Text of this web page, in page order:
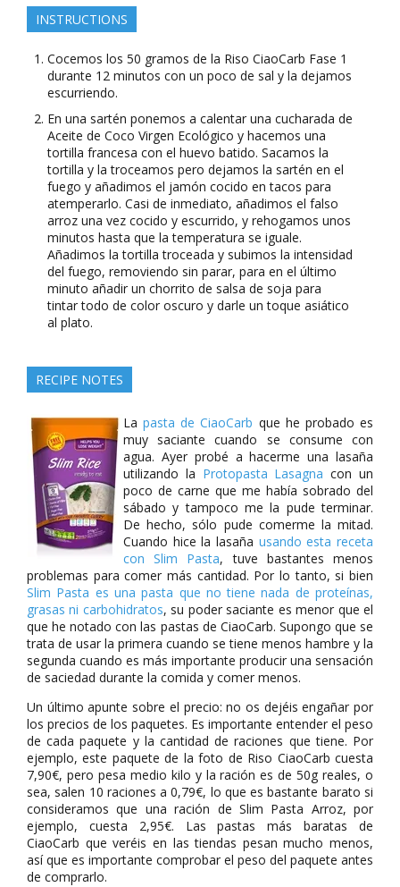
INSTRUCTIONS
Cocemos los 50 gramos de la Riso CiaoCarb Fase 1
durante 12 minutos con un poco de sal y la dejamos
escurriendo.
En una sartén ponemos a calentar una cucharada de
Aceite de Coco Virgen Ecológico y hacemos una
tortilla francesa con el huevo batido. Sacamos la
tortilla y la troceamos pero dejamos la sartén en el
fuego y añadimos el jamón cocido en tacos para
atemperarlo. Casi de inmediato, añadimos el falso
arroz una vez cocido y escurrido, y rehogamos unos
minutos hasta que la temperatura se iguale.
Añadimos la tortilla troceada y subimos la intensidad
del fuego, removiendo sin parar, para en el último
minuto añadir un chorrito de salsa de soja para
tintar todo de color oscuro y darle un toque asiático
al plato.
RECIPE NOTES
Lapasta de CiaoCarb que he probado es
muy saciante cuando se consume con
agua. Ayer probé a hacerme una lasaña
utilizando la Protopasta Lasagnacon un
poco de carne que me había sobrado del
sábado y tampoco me la pude terminar.
De hecho, sólo pude comerme la mitad.
Cuando hice la lasaña usando esta receta
con Slim Pasta, tuve bastantes menos
problemas para comer más cantidad. Por lo tanto, si bien
Slim Pasta es una pasta que no tiene nada de proteínas,
grasas ni carbohidratos, su poder saciante es menor que el
que he notado con las pastas de CiaoCarb. Supongo que se
trata de usar la primera cuando se tiene menos hambre y la
segunda cuando es más importante producir una sensación
de saciedad durante la comida y comer menos.
Un último apunte sobre el precio: no os dejéis engañar por
los precios de los paquetes. Es importante entender el peso
de cada paquete y la cantidad de raciones que tiene. Por
ejemplo, este paquete de la foto de Riso CiaoCarb cuesta
7,90€, pero pesa medio kilo y la ración es de 50g reales, o
sea, salen 10 raciones a 0,79€, lo que es bastante barato si
consideramos que una ración de Slim Pasta Arroz, por
ejemplo, cuesta 2,95€. Las pastas más baratas de
CiaoCarb que veréis en las tiendas pesan mucho menos,
así que es importante comprobar el peso del paquete antes
de comprarlo.